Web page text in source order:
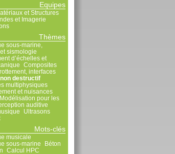
Equipes
et Structures
et Imagerie
Thèmes
sous-marine,
sismologie
d’échelles et
Composites
interfaces
destructif
multiphysiques
et nuisances
Modélisation pour les
auditive
Ultrasons
Mots-clés
musicale
sous-marine
Béton
Calcul HPC